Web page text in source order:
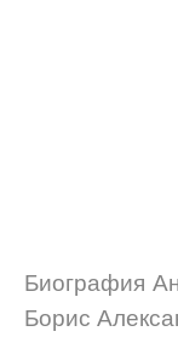
Биография
Борис